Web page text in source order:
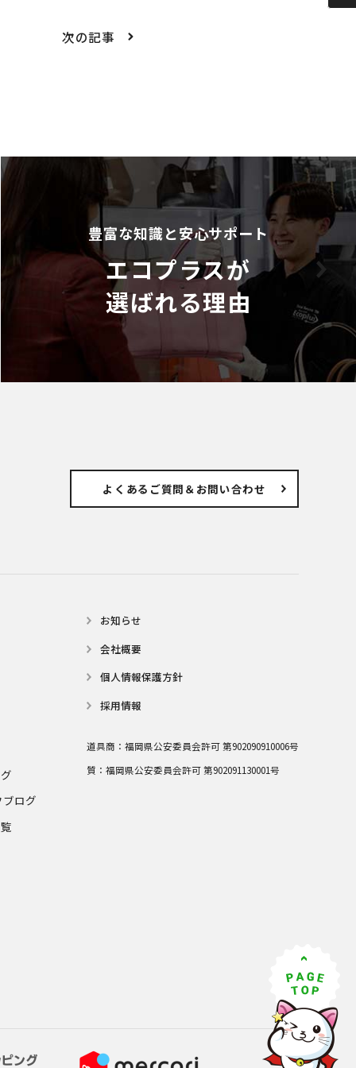
次の記事
豊富な知識と安心サポート
エコプラスが
選ばれる理由
よくあるご質問 ＆お問い合わせ
ログ
お知らせ
会社概要
個⼈情報保護⽅針
採用情報
道具商： 福岡県公安委員会許可 第902090910006号
質： 福岡県公安委員会許可 第902091130001号